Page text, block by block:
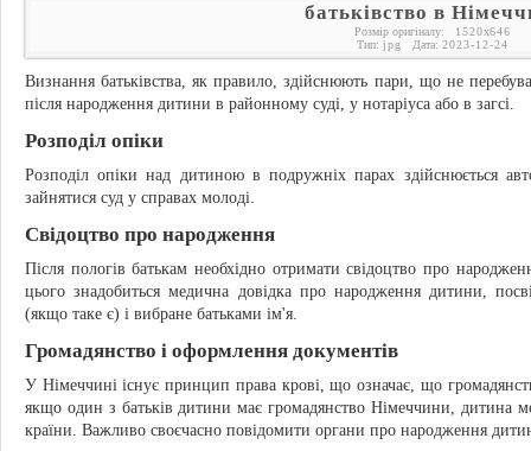
батьківство в
Розмір оригіналу: 1520x646
Тип: jpg Дата: 2023-12-24
Визнання батьківства, як правило, здійснюють пари, що не
після народження дитини в районному суді, у нотаріуса або в загсі.
Розподіл опіки
Розподіл опіки над дитиною в подружніх парах здійснюється
зайнятися суд у справах молоді.
Свідоцтво про народження
Після пологів батькам необхідно отримати свідоцтво про
цього знадобиться медична довідка про народження дитини,
(якщо таке є) і вибране батьками ім'я.
Громадянство і оформлення документів
У Німеччині існує принцип права крові, що означає, що
якщо один з батьків дитини має громадянство Німеччини, дитина
країни. Важливо своєчасно повідомити органи про народження